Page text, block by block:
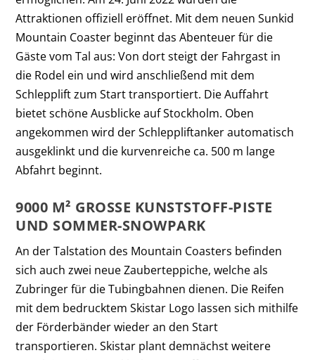
Attraktionen offiziell eröffnet. Mit dem neuen Sunkid
Mountain Coaster beginnt das Abenteuer für die
Gäste vom Tal aus: Von dort steigt der Fahrgast in
die Rodel ein und wird anschließend mit dem
Schlepplift zum Start transportiert. Die Auffahrt
bietet schöne Ausblicke auf Stockholm. Oben
angekommen wird der Schleppliftanker automatisch
ausgeklinkt und die kurvenreiche ca. 500 m lange
Abfahrt beginnt.
9000 M² GROSSE KUNSTSTOFF-PISTE U
ND SOMMER-SNOWPARK
An der Talstation des Mountain Coasters befinden
sich auch zwei neue Zauberteppiche, welche als
Zubringer für die Tubingbahnen dienen. Die Reifen
mit dem bedrucktem Skistar Logo lassen sich mithilfe
der Förderbänder wieder an den Start
transportieren. Skistar plant demnächst weitere